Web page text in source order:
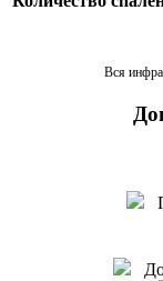
Вся
До